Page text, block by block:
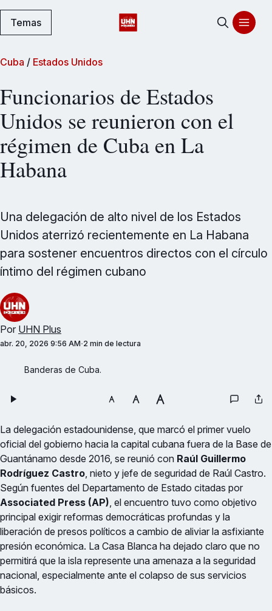
Temas
Cuba / Estados Unidos
Funcionarios de Estados
Unidos se reunieron con el
régimen de Cuba en La
Habana
Una delegación de alto nivel de los Estados
Unidos aterrizó recientemente en La Habana
para sostener encuentros directos con el círculo
íntimo del régimen cubano
Por UHN Plus
abr. 20, 2026 9:56 AM 2 min de lectura
Banderas de Cuba.
La delegación estadounidense, que marcó el primer vuelo
oficial del gobierno hacia la capital cubana fuera de la Base de
Guantánamo desde 2016, se reunió con Raúl Guillermo
Rodríguez Castro, nieto y jefe de seguridad de Raúl Castro.
Según fuentes del Departamento de Estado citadas por
Associated Press (AP), el encuentro tuvo como objetivo
principal exigir reformas democráticas profundas y la
liberación de presos políticos a cambio de aliviar la asfixiante
presión económica. La Casa Blanca ha dejado claro que no
permitirá que la isla represente una amenaza a la seguridad
nacional, especialmente ante el colapso de sus servicios
básicos.